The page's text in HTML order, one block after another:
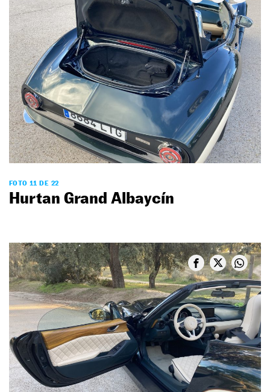
FOTO 11 DE 22
Hurtan Grand Albaycín